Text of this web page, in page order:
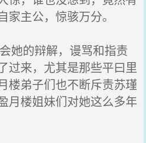
主公，惊骇万分。
她的辩解，谩骂和指责
过来，尤其是那些平曰里
楼弟子们也不断斥责苏瑾
月楼姐妹们对她这么多年